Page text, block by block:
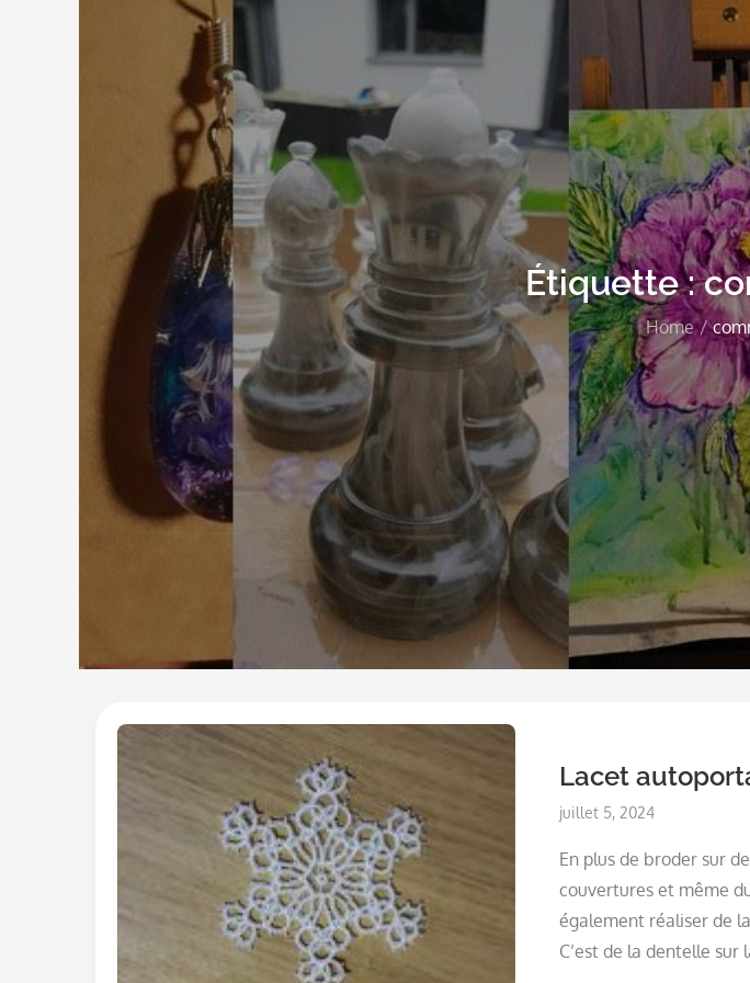
Étiquette :
Home
Lacet
Posted
juillet 5, 2024
En plus de broder sur
couvertures et même
également réaliser de
C’est de la dentelle sur